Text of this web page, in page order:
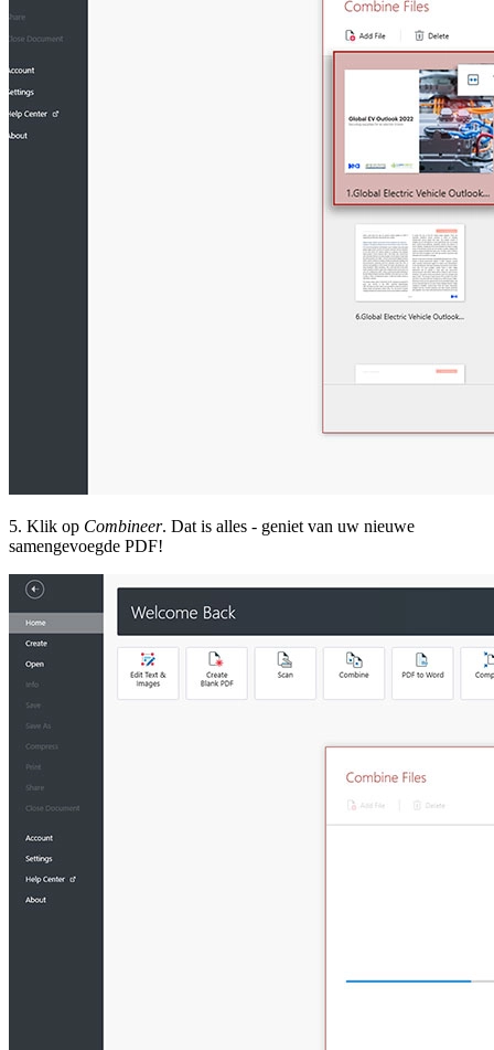
5. Klik op Combineer. Dat is alles - geniet van uw nieuwe
samengevoegde PDF!